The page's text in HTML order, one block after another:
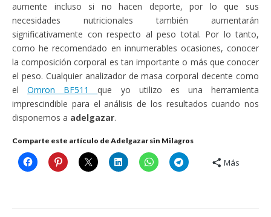
aumente incluso si no hacen deporte, por lo que sus
necesidades nutricionales también aumentarán
significativamente con respecto al peso total. Por lo tanto,
como he recomendado en innumerables ocasiones, conocer
la composición corporal es tan importante o más que conocer
el peso. Cualquier analizador de masa corporal decente como
elOmron BF511que yo utilizo es una herramienta
imprescindible para el análisis de los resultados cuando nos
disponemos a adelgazar.
Comparte este artículo de Adelgazar sin Milagros
Más